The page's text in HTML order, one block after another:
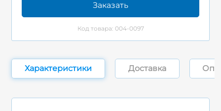
Заказать
Код товара: 004-0097
Характеристики Доставка